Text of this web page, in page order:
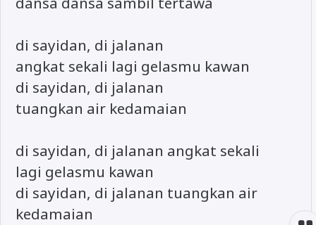
di sayidan, di jalanan
angkat sekali lagi gelasmu kawan
di sayidan, di jalanan
tuangkan air kedamaian
di sayidan, di jalanan angkat sekali
lagi gelasmu kawan
di sayidan, di jalanan tuangkan air
kedamaian